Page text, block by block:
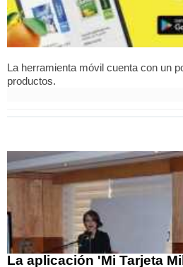
La herramienta móvil cuenta con un
productos.
La aplicación 'Mi Tarjeta